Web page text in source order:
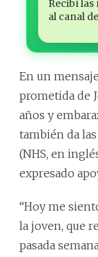
Recibí las
al canal
En un
prometida de
años y
también da
(NHS, en
expresado
“Hoy me
la joven, que
pasada